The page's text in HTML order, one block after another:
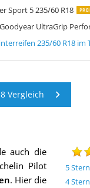
Sport 5 235/60 R18
Goodyear UltraGrip
Blizzak LM005 235/60
Firestone 235/60 R 18
235/60 R18im
Vergleich
5
4
auch die
Pilot
. Hier die